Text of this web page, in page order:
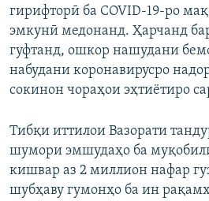
гирифторӣ ба COVID-19-ро
эмкунӣ медонанд. Ҳарчанд
гуфтанд, ошкор нашудани
набудани коронавирусро
сокинон чораҳои эҳтиётиро
Тибқи иттилои Вазорати
шумори эмшудаҳо ба
кишвар аз 2 миллион нафар
шубҳаву гумонҳо ба ин